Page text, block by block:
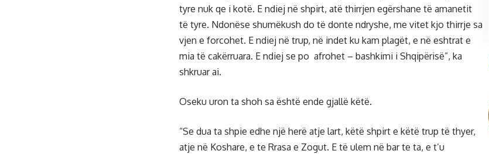
tyre nuk qe i kotë. E ndiej në shpirt, atë thirrjen egërshane të amanetit
të tyre. Ndonëse shumëkush do të donte ndryshe, me vitet kjo thirrje sa
vjen e forcohet. E ndiej në trup, në indet ku kam plagët, e në eshtrat e
mia të cakërruara. E ndiej se po afrohet – bashkimi i Shqipërisë”, ka
shkruar ai.
Oseku uron ta shoh sa është ende gjallë këtë.
“Se dua ta shpie edhe një herë atje lart, këtë shpirt e këtë trup të thyer,
atje në Koshare, e te Rrasa e Zogut. E të ulem në bar te ta, e t’u